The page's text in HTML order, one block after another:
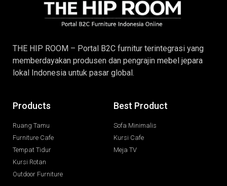
THE HIP ROOM – Portal B2C furnitur terintegrasi yang
memberdayakan produsen dan pengrajin mebel jepara
lokal Indonesia untuk pasar global.
Products
Ruang Tamu
Furniture Cafe
Tempat Tidur
Kursi Rotan
Outdoor Furniture
Best Product
Sofa Minimalis
Kursi Cafe
Meja TV